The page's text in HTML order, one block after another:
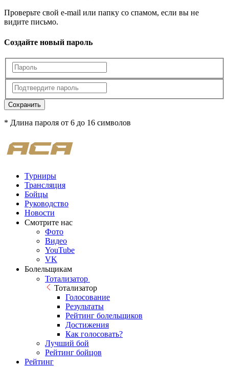
Проверьте свой e-mail или папку со спамом, если вы не
видите письмо.
Создайте новый пароль
Сохранить
* Длина пароля от 6 до 16 символов
Турниры
Трансляция
Бойцы
Руководство
Новости
Смотрите нас
Фото
Видео
YouTube
VK
Болельщикам
Тотализатор
Тотализатор
Голосование
Результаты
Рейтинг болельщиков
Достижения
Как голосовать?
Лучший бой
Рейтинг бойцов
Рейтинг